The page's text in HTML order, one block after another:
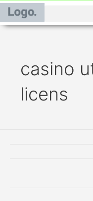
Lewati
konten
casino
licens